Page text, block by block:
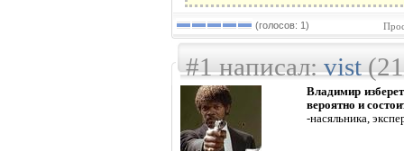
(голосов: 1)
#1 написал:vist(21
Владимир
вероятно и
-насяльника,